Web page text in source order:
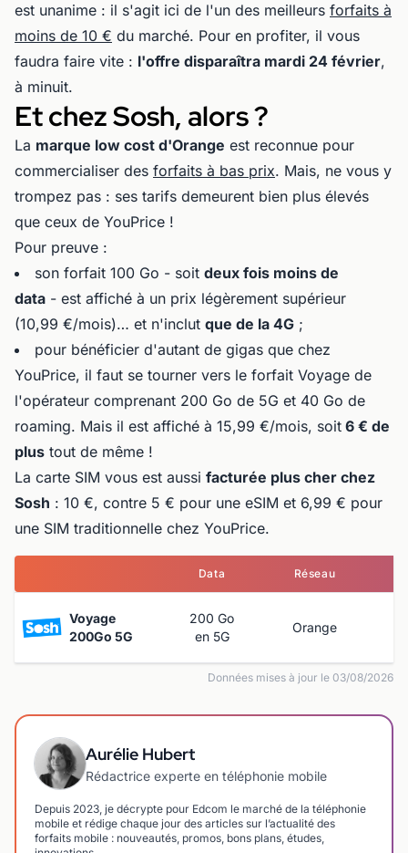
est unanime : il s'agit ici de l'un des meilleurs forfaits à
moins de 10 € du marché. Pour en profiter, il vous
faudra faire vite : l'offre disparaîtra mardi 24 février,
à minuit.
Et chez Sosh, alors ?
La marque low cost d'Orange est reconnue pour
commercialiser des forfaits à bas prix. Mais, ne vous y
trompez pas : ses tarifs demeurent bien plus élevés
que ceux de YouPrice !
Pour preuve :
son forfait 100 Go - soit deux fois moins de
data - est affiché à un prix légèrement supérieur
(10,99 €/mois)… et n'inclut que de la 4G ;
pour bénéficier d'autant de gigas que chez
YouPrice, il faut se tourner vers le forfait Voyage de
l'opérateur comprenant 200 Go de 5G et 40 Go de
roaming. Mais il est affiché à 15,99 €/mois, soit 6 € de
plus tout de même !
La carte SIM vous est aussi facturée plus cher chez
Sosh : 10 €, contre 5 € pour une eSIM et 6,99 € pour
une SIM traditionnelle chez YouPrice.
Data Réseau
Voyage
200Go 5G
200 Go
en 5G
Orange
Données mises à jour le 03/08/2026
Aurélie Hubert
Rédactrice experte en téléphonie mobile
Depuis 2023, je décrypte pour Edcom le marché de la téléphonie
mobile et rédige chaque jour des articles sur l’actualité des
forfaits mobile : nouveautés, promos, bons plans, études,